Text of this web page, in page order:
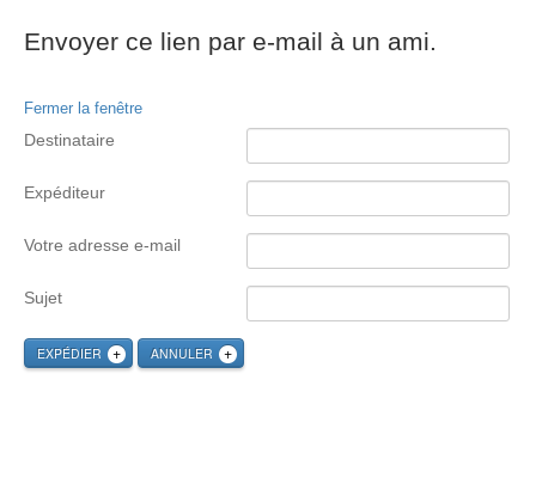
Envoyer ce lien par e-mail à un ami.
Fermer la fenêtre
Destinataire
Expéditeur
Votre adresse e-mail
Sujet
EXPÉDIER ANNULER